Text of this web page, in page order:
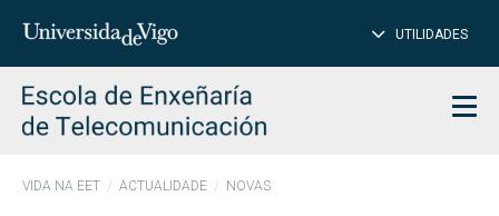
Introduce
para
buscar
UTILIDADES
VIDA NA EET ACTUALIDADE NOVAS